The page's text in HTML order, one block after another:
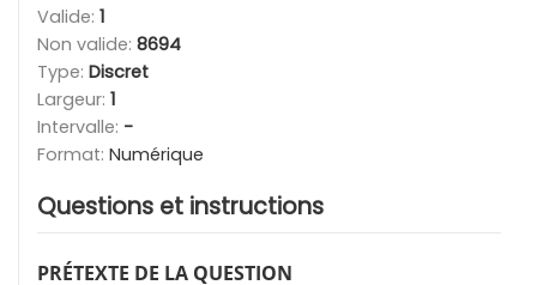
Valide: 1
Non valide: 8694
Type: Discret
Largeur: 1
Intervalle: -
Format: Numérique
Questions et instructions
PRÉTEXTE DE LA QUESTION